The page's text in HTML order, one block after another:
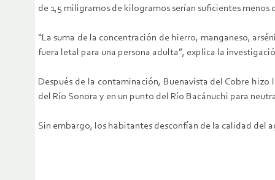
de 1,5 miligramos de kilogramos serían suficientes
“La suma de la concentración de hierro, manganeso,
fuera letal para una persona adulta”, explica la
Después de la contaminación, Buenavista del Cobre
del Río Sonora y en un punto del Río Bacánuchi para
Sin embargo, los habitantes desconfían de la calidad del